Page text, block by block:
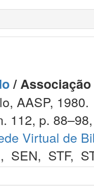
/
AASP, 1980.
112, p.
Virtual de
, SEN, STF,